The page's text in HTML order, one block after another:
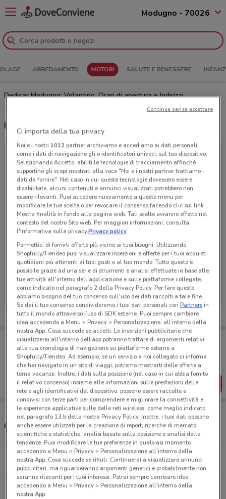
Modugno - 70026
ARREDAMENTO MOTORI SALUTE E BENESSERE
Dedicar Modugno: Volantino, Orari di apertura e Indirizzi
Ultime offerte del volantino Dedicar
Ci dispiace, al momento non abbiamo pubblicato
volantini nella tua zona. Riprova più tardi.
Porta DoveConviene sempre con te!
Puoi trovare le migliori offerte dei negozi vicino a te,
salvarle e creare la tua lista del risparmio, comodamente
dal tuo cellulare.
SCARICA L’APP
Concessionari Dedicar nelle vicinanze
Via F. De Blasio, 22 Bari
4 km
CHIUSO
Ci importa della tua privacy
Noi e i nostri 1012partner archiviamo e accediamo ai dati personali,
come i dati di navigazione gli o identificatori univoci, sul tuo dispositivo.
Selezionando Accetto, abiliti le tecnologie di tracciamento affinché
supportino gli scopi mostrati alla voce "Noi e i nostri partner trattiamo i
dati da fornire". Nel caso in cui queste tecnologie dovessero essere
disabilitate, alcuni contenuti e annunci visualizzati potrebbero non
essere rilevanti. Puoi accedere nuovamente a questo menu per
modificare le tue scelte o per revocare il consenso facendo clic sul link
Mostra finalità in fondo alla pagina web. Tali scelte avranno effetto nel
contesto del nostro Sito web. Per maggiori informazioni, consulta
l'Informativa sulla privacy.Privacy policy
Permettici di fornirti offerte più vicine ai tuoi bisogni: Utilizzando
Shopfully/Tiendeo puoi visualizzare inserzioni e offerte per i tuoi acquisti
quotidiani più attinenti ai tuoi gusti e al tuo mondo. Tutto questo è
possibile grazie ad una serie di strumenti e analisi effettuate in base alle
tue attività all'interno dell'applicazione e sulle piattaforme collegate,
come indicato nel paragrafo 2 della Privacy Policy. Per fare questo,
abbiamo bisogno del tuo consenso sull'uso dei dati raccolti a tale fine.
Se dai il tuo consenso condivideremo i tuoi dati personali conPartnersin
tutto il mondo attraverso l’uso di SDK esterne. Puoi sempre cambiare
idea accedendo a Menu > Privacy > Personalizzazione, all’interno della
nostra App. Cosa succede se accetti: Le inserzioni pubblicitarie che
visualizzerai all'interno dell’app potranno trattare di argomenti relativi
alla tua cronologia di navigazione su piattaforme esterne a
Shopfully/Tiendeo. Ad esempio, se un servizio a noi collegato ci informa
che hai navigato in un sito di viaggi, potremo mostrarti delle offerte a
tema vacanze. Inoltre, i dati sulla posizione (nel caso in cui abbia fornito
il relativo consenso) insieme alle informazioni sulle prestazioni della
rete e agli identificativi del dispositivo, possono essere raccolte e
condivisi con terze parti per comprendere e migliorare la connettività e
le esperienze applicative sulle delle reti wireless, come meglio indicato
nel paragrafo 13.b della nostra Privacy Policy. Inoltre, i tuoi dati possono
anche essere utilizzati per la creazione di report, ricerche di mercato,
scientifiche e statistiche, analisi basate sulla posizione e analisi delle
tendenze. Puoi modificare le tue preferenze in qualsiasi momento
accedendo a Menu > Privacy > Personalizzazione all'interno della
nostra App. Cosa succede se rifiuti: Continuerai a visualizzare annunci
pubblicitari, ma riguarderanno argomenti generici e probabilmente non
saranno rilevanti per i tuoi interessi. Potrai sempre cambiare idea
accedendo a Menu > Privacy > Personalizzazione all'interno della
nostra App.
Continua senza accettare